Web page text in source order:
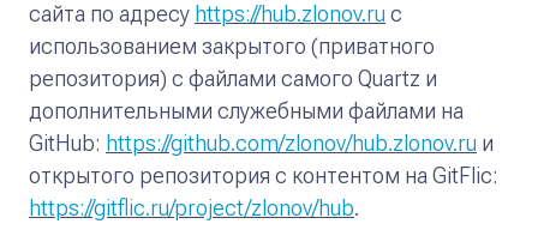
сайта по адресу https://hub.zlonov.ru с
использованием закрытого (приватного
репозитория) с файлами самого Quartz и
дополнительными служебными файлами на
GitHub: https://github.com/zlonov/hub.zlonov.ru и
открытого репозитория с контентом на GitFlic:
https://gitflic.ru/project/zlonov/hub.